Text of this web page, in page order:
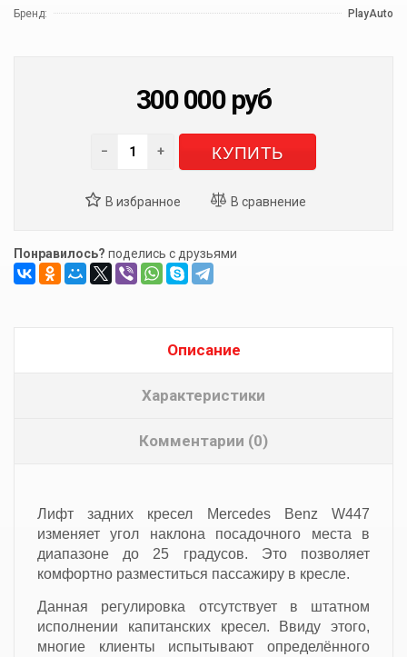
Бренд:
PlayAuto
300 000 руб
− + КУПИТЬ
Понравилось? поделись с друзьями
Описание
Характеристики
Комментарии (0)
Лифт задних кресел Mercedes Benz W447
изменяет угол наклона посадочного места в
диапазоне до 25 градусов. Это позволяет
комфортно разместиться пассажиру в кресле.
Данная регулировка отсутствует в штатном
исполнении капитанских кресел. Ввиду этого,
многие клиенты испытывают определённого